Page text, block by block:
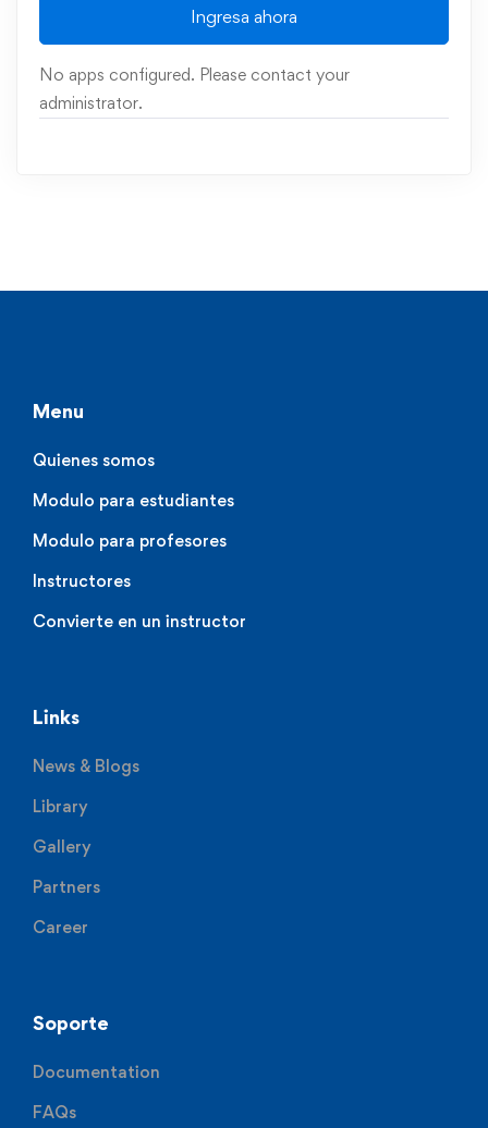
Ingresa ahora
No apps configured. Please contact your
administrator.
Menu
Quienes somos
Modulo para estudiantes
Modulo para profesores
Instructores
Convierte en un instructor
Links
News & Blogs
Library
Gallery
Partners
Career
Soporte
Documentation
FAQs